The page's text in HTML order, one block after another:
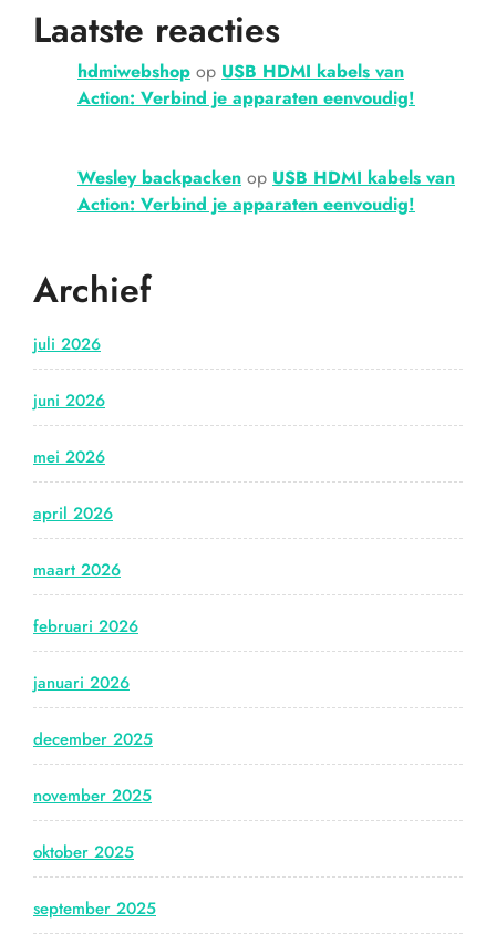
Laatste reacties
hdmiwebshop op USB HDMI kabels van
Action: Verbind je apparaten eenvoudig!
Wesley backpacken op USB HDMI kabels van
Action: Verbind je apparaten eenvoudig!
Archief
juli 2026
juni 2026
mei 2026
april 2026
maart 2026
februari 2026
januari 2026
december 2025
november 2025
oktober 2025
september 2025